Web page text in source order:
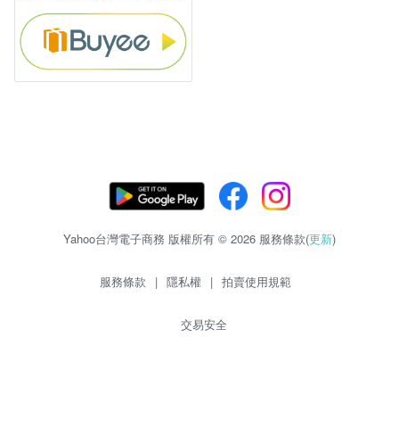
Yahoo台灣電子商務 版權所有 © 2026 服務條款(更新)
服務條款 | 隱私權 | 拍賣使用規範
交易安全